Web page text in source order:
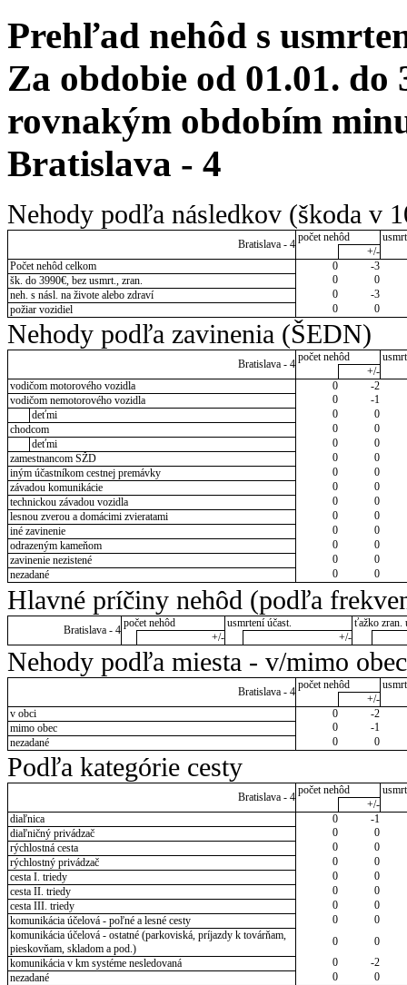
Prehľad nehôd s
Za obdobie od 01.01. do
rovnakým obdobím
Bratislava - 4
Nehody podľa následkov (škoda v
Bratislava - 4
počet nehôd
+/-
Počet nehôd celkom
0
-3
šk. do 3990€, bez usmrt., zran.
0
0
neh. s násl. na živote alebo zdraví
0
-3
požiar vozidiel
0 0
Nehody podľa zavinenia (ŠEDN)
Bratislava - 4
počet nehôd
+/-
vodičom motorového vozidla
0
-2
vodičom nemotorového vozidla
0
-1
deťmi
0
0
chodcom
0
0
deťmi
0
0
zamestnancom SŽD
0
0
iným účastníkom cestnej premávky
0
0
závadou komunikácie
0
0
technickou závadou vozidla
0
0
lesnou zverou a domácimi zvieratami
0
0
iné zavinenie
0
0
odrazeným kameňom
0
0
zavinenie nezistené
0
0
nezadané
0 0
Hlavné príčiny nehôd (podľa
Bratislava - 4
počet nehôd usmrtení účast.
ťažko zran.
+/-
+/-
Nehody podľa miesta - v/mimo obec
Bratislava - 4
počet nehôd
+/-
v obci
0
-2
mimo obec
0
-1
nezadané
0 0
Podľa kategórie cesty
Bratislava - 4
počet nehôd
+/-
diaľnica
0
-1
diaľničný privádzač
0
0
rýchlostná cesta
0
0
rýchlostný privádzač
0
0
cesta I. triedy
0
0
cesta II. triedy
0
0
cesta III. triedy
0
0
komunikácia účelová - poľné a lesné cesty
0
0
komunikácia účelová - ostatné (parkoviská, príjazdy k továrňam,
pieskovňam, skladom a pod.)
0
0
komunikácia v km systéme nesledovaná
0
-2
nezadané
0 0